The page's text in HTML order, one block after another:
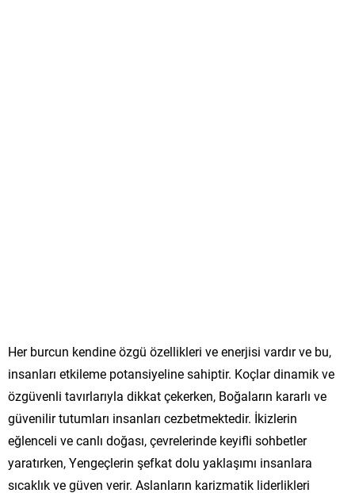
Her burcun kendine özgü özellikleri ve enerjisi vardır ve bu,
insanları etkileme potansiyeline sahiptir. Koçlar dinamik ve
özgüvenli tavırlarıyla dikkat çekerken, Boğaların kararlı ve
güvenilir tutumları insanları cezbetmektedir. İkizlerin
eğlenceli ve canlı doğası, çevrelerinde keyifli sohbetler
yaratırken, Yengeçlerin şefkat dolu yaklaşımı insanlara
sıcaklık ve güven verir. Aslanların karizmatik liderlikleri